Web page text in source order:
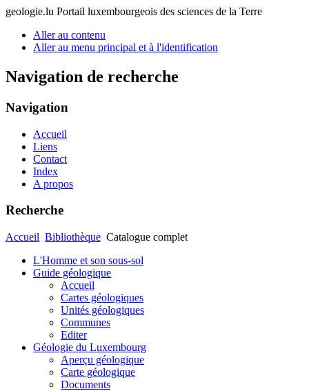
geologie.lu Portail luxembourgeois des sciences de la Terre
Aller au contenu
Aller au menu principal et à l'identification
Navigation de recherche
Navigation
Accueil
Liens
Contact
Index
A propos
Recherche
Accueil Bibliothèque Catalogue complet
L'Homme et son sous-sol
Guide géologique
Accueil
Cartes géologiques
Unités géologiques
Communes
Editer
Géologie du Luxembourg
Aperçu géologique
Carte géologique
Documents